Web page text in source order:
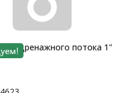
дренажного потока 1"